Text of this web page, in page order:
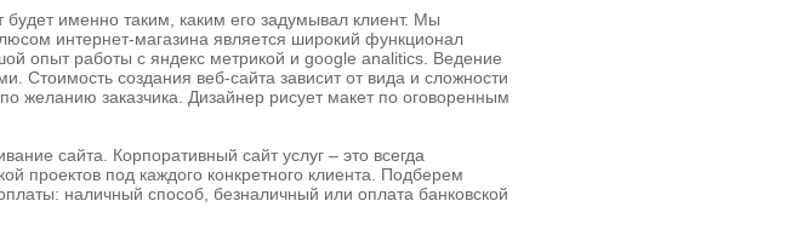
будет именно таким, каким его задумывал клиент. Мы
интернет-магазина является широкий функционал
опыт работы с яндекс метрикой и google analitics. Ведение
создания веб-сайта зависит от вида и сложности
желанию заказчика. Дизайнер рисует макет по оговоренным
сайта. Корпоративный сайт услуг – это всегда
проектов под каждого конкретного клиента. Подберем
наличный способ, безналичный или оплата банковской